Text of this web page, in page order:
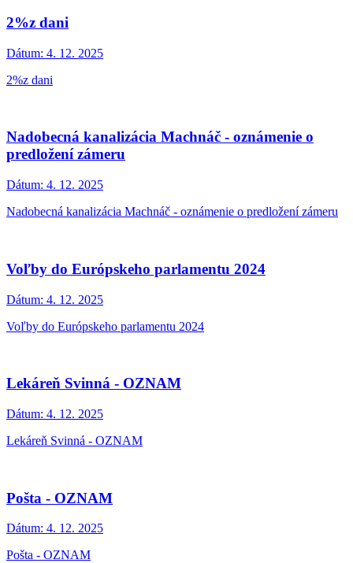
2%z dani
Dátum: 4. 12. 2025
2%z dani
Nadobecná kanalizácia Machnáč - oznámenie o
predložení zámeru
Dátum: 4. 12. 2025
Nadobecná kanalizácia Machnáč - oznámenie o predložení zámeru
Voľby do Európskeho parlamentu 2024
Dátum: 4. 12. 2025
Voľby do Európskeho parlamentu 2024
Lekáreň Svinná - OZNAM
Dátum: 4. 12. 2025
Lekáreň Svinná - OZNAM
Pošta - OZNAM
Dátum: 4. 12. 2025
Pošta - OZNAM